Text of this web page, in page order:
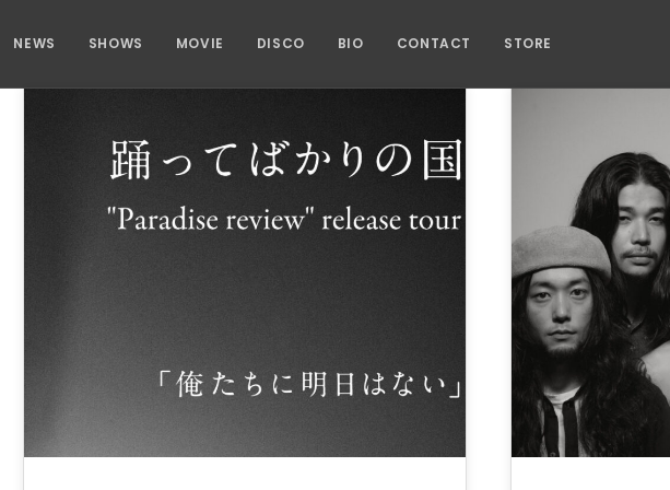
NEWS SHOWS MOVIE DISCO BIO CONTACT STORE